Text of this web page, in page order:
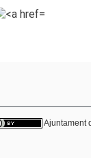
Ajuntament